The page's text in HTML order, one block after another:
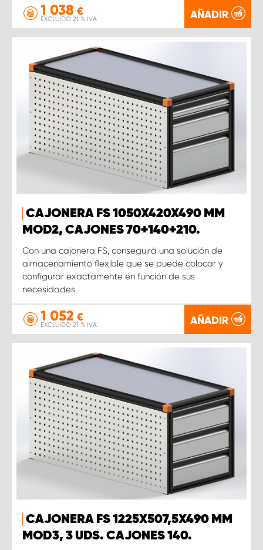
1 038 €
EXCLUIDO 21 % IVA AÑADIR
CAJONERA FS 1050X420X490 MM
MOD2, CAJONES 70+140+210.
Con una cajonera FS, conseguirá una solución de
almacenamiento flexible que se puede colocar y
configurar exactamente en función de sus
necesidades.
1 052 €
EXCLUIDO 21 % IVA AÑADIR
CAJONERA FS 1225X507,5X490 MM
MOD3, 3 UDS. CAJONES 140.